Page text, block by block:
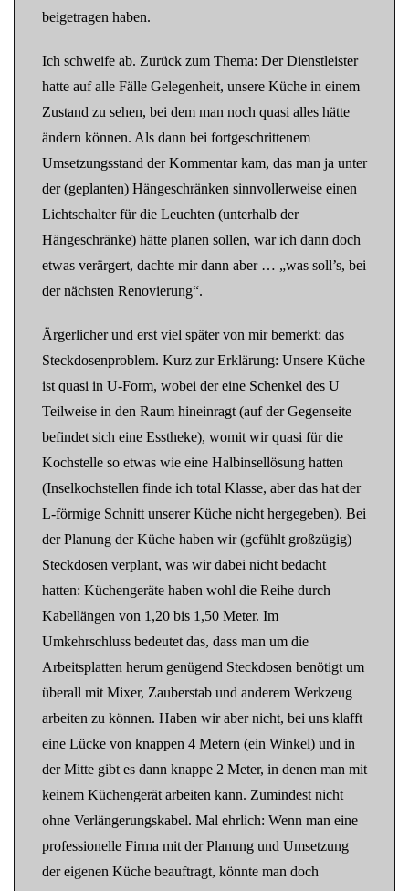
beigetragen haben.
Ich schweife ab. Zurück zum Thema: Der Dienstleister
hatte auf alle Fälle Gelegenheit, unsere Küche in einem
Zustand zu sehen, bei dem man noch quasi alles hätte
ändern können. Als dann bei fortgeschrittenem
Umsetzungsstand der Kommentar kam, das man ja unter
der (geplanten) Hängeschränken sinnvollerweise einen
Lichtschalter für die Leuchten (unterhalb der
Hängeschränke) hätte planen sollen, war ich dann doch
etwas verärgert, dachte mir dann aber … „was soll’s, bei
der nächsten Renovierung“.
Ärgerlicher und erst viel später von mir bemerkt: das
Steckdosenproblem. Kurz zur Erklärung: Unsere Küche
ist quasi in U-Form, wobei der eine Schenkel des U
Teilweise in den Raum hineinragt (auf der Gegenseite
befindet sich eine Esstheke), womit wir quasi für die
Kochstelle so etwas wie eine Halbinsellösung hatten
(Inselkochstellen finde ich total Klasse, aber das hat der
L-förmige Schnitt unserer Küche nicht hergegeben). Bei
der Planung der Küche haben wir (gefühlt großzügig)
Steckdosen verplant, was wir dabei nicht bedacht
hatten: Küchengeräte haben wohl die Reihe durch
Kabellängen von 1,20 bis 1,50 Meter. Im
Umkehrschluss bedeutet das, dass man um die
Arbeitsplatten herum genügend Steckdosen benötigt um
überall mit Mixer, Zauberstab und anderem Werkzeug
arbeiten zu können. Haben wir aber nicht, bei uns klafft
eine Lücke von knappen 4 Metern (ein Winkel) und in
der Mitte gibt es dann knappe 2 Meter, in denen man mit
keinem Küchengerät arbeiten kann. Zumindest nicht
ohne Verlängerungskabel. Mal ehrlich: Wenn man eine
professionelle Firma mit der Planung und Umsetzung
der eigenen Küche beauftragt, könnte man doch